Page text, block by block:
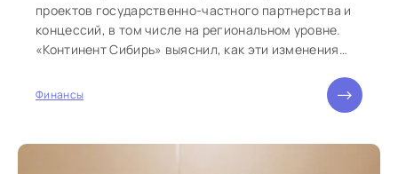
проектов государственно-частного партнерства и
концессий, в том числе на региональном уровне.
«Континент Сибирь» выяснил, как эти изменения
Финансы